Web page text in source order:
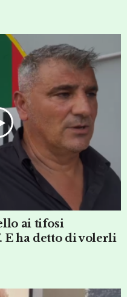
professore
Vellore, si racconta